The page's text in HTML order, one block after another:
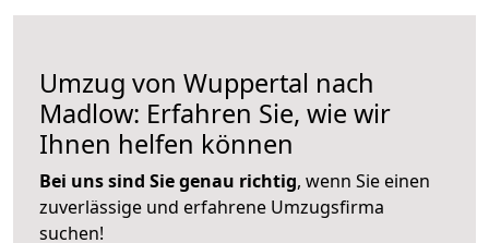
Umzug von Wuppertal nach
Madlow: Erfahren Sie, wie wir
Ihnen helfen können
Bei uns sind Sie genau richtig, wenn Sie einen
zuverlässige und erfahrene Umzugsfirma
suchen!